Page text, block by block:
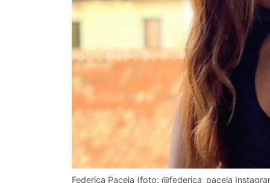
Federica Pacela (foto: @federica_pacela